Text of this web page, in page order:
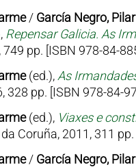
/ García Negro, Pilar
Repensar Galicia. As
pp. [ISBN 978-84-
(ed.), As
328 pp. [ISBN 978-84-
(ed.), Viaxes e
Coruña, 2011, 311
/ García Negro, Pilar